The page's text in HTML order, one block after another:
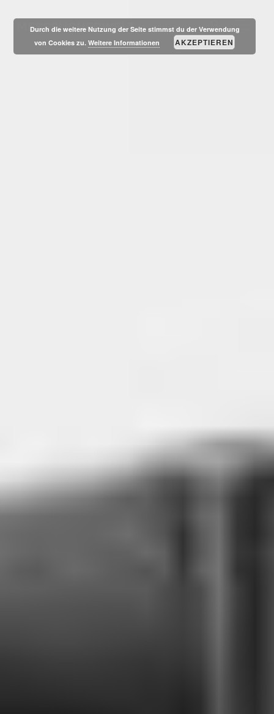
MESSSUCHERWELT
Durch die weitere Nutzung der Seite stimmst du der Verwendung
von Cookies zu.Weitere Informationen AKZEPTIEREN